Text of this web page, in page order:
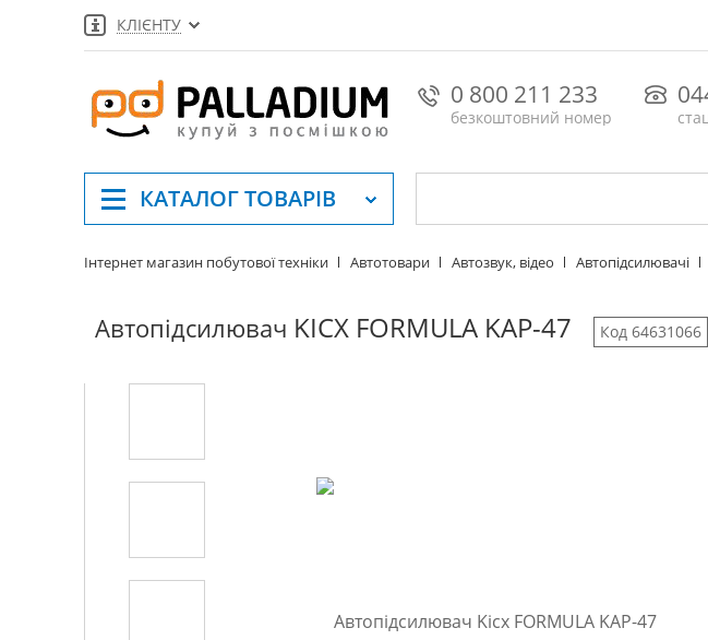
КЛІЄНТУ
0 800 211 233
безкоштовний номер
КАТАЛОГТОВАРІВ
Інтернет магазин побутової техніки Автотовари Автозвук, відео Автопідсилювачі
Автопідсилювач KICX FORMULA KAP-47 Код 64631066